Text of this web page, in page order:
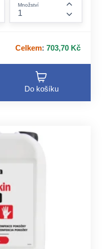
Množství
Celkem: 703,70 Kč
Do košíku